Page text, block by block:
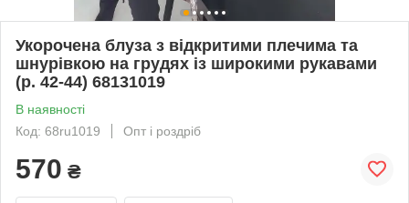
Укорочена блуза з відкритими плечима та
шнурівкою на грудях із широкими рукавами
(р. 42-44) 68131019
В наявності
Код: 68ru1019
Опт і роздріб
570 ₴